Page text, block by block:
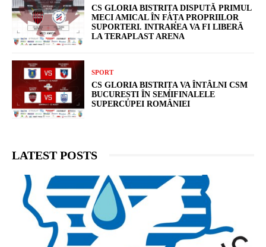
CS GLORIA BISTRIȚA DISPUTĂ PRIMUL
MECI AMICAL ÎN FAȚA PROPRIILOR
SUPORTERI. INTRAREA VA FI LIBERĂ
LA TERAPLAST ARENA
SPORT
CS GLORIA BISTRIȚA VA ÎNTÂLNI CSM
BUCUREȘTI ÎN SEMIFINALELE
SUPERCUPEI ROMÂNIEI
LATEST POSTS